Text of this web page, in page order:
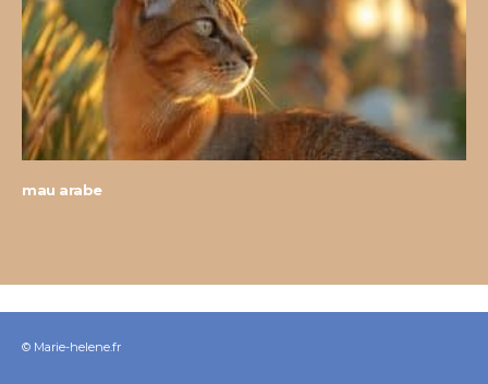
mau arabe
© Marie-helene.fr